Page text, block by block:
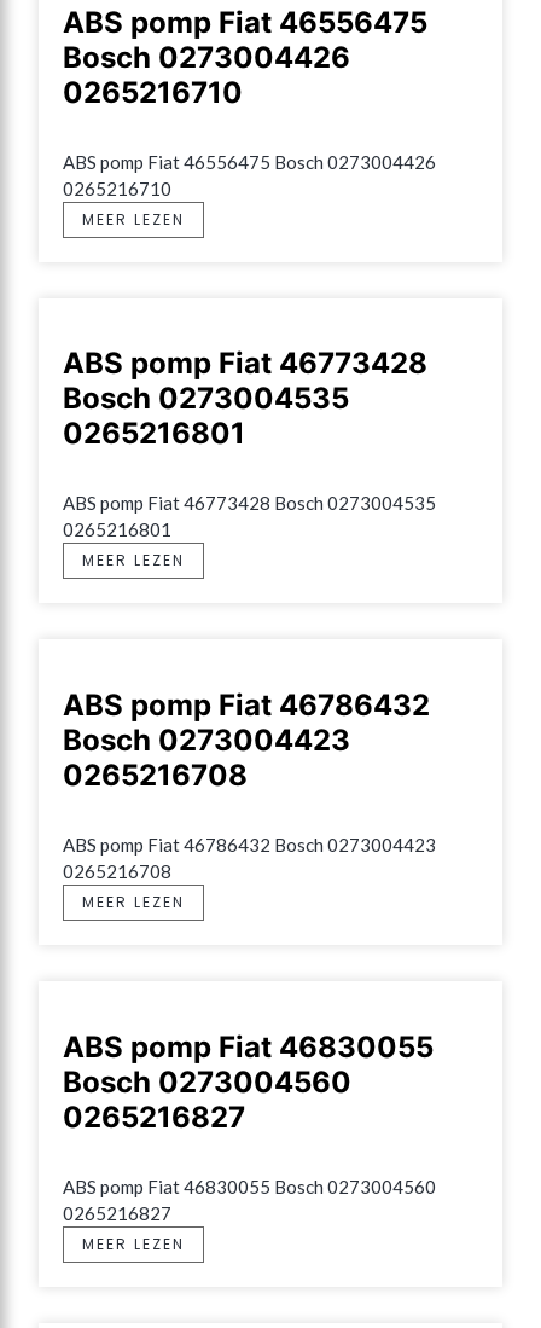
ABS pomp Fiat 46556475
Bosch 0273004426
0265216710
ABS pomp Fiat 46556475 Bosch 0273004426
0265216710
MEER LEZEN
ABS pomp Fiat 46773428
Bosch 0273004535
0265216801
ABS pomp Fiat 46773428 Bosch 0273004535
0265216801
MEER LEZEN
ABS pomp Fiat 46786432
Bosch 0273004423
0265216708
ABS pomp Fiat 46786432 Bosch 0273004423
0265216708
MEER LEZEN
ABS pomp Fiat 46830055
Bosch 0273004560
0265216827
ABS pomp Fiat 46830055 Bosch 0273004560
0265216827
MEER LEZEN